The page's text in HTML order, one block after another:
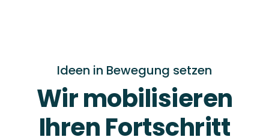
Ideen in Bewegung setzen
Wir mobilisieren
Ihren Fortschritt